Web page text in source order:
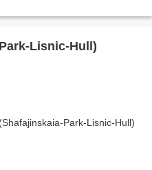
Lisnic-Hull)